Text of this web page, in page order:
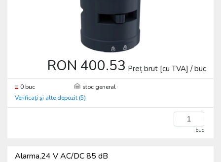
RON 400.53 Preț brut [cu TVA] / buc
0 buc
stoc general
Verificați și alte depozit (5)
buc
Alarma,24 V AC/DC 85 dB